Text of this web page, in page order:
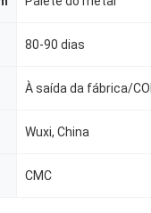
80-90 dias
Wuxi, China
CMC